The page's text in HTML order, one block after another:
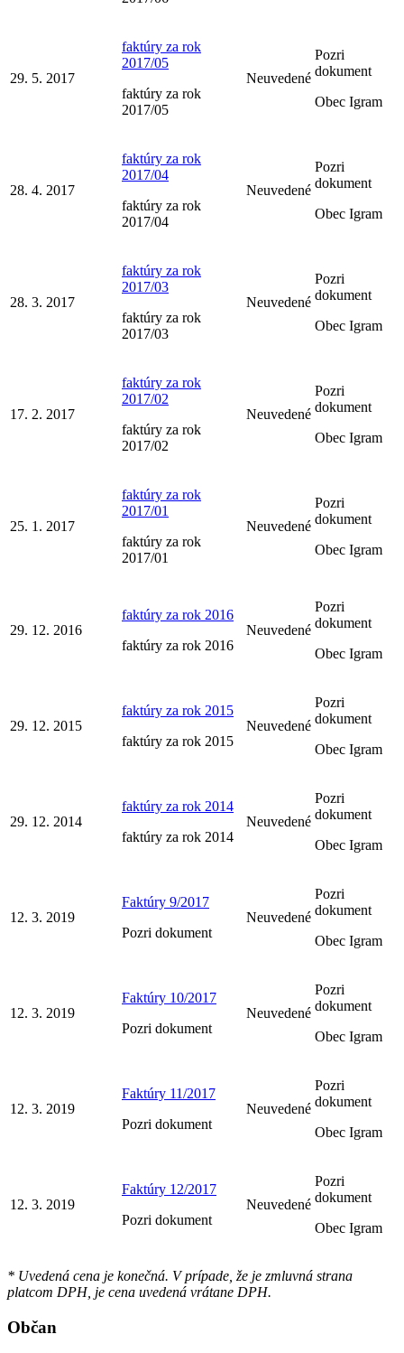
29. 5. 2017
faktúry za rok
2017/05
faktúry za rok
2017/05
Neuvedené
Pozri
dokument
Obec Igram
28. 4. 2017
faktúry za rok
2017/04
faktúry za rok
2017/04
Neuvedené
Pozri
dokument
Obec Igram
28. 3. 2017
faktúry za rok
2017/03
faktúry za rok
2017/03
Neuvedené
Pozri
dokument
Obec Igram
17. 2. 2017
faktúry za rok
2017/02
faktúry za rok
2017/02
Neuvedené
Pozri
dokument
Obec Igram
25. 1. 2017
faktúry za rok
2017/01
faktúry za rok
2017/01
Neuvedené
Pozri
dokument
Obec Igram
29. 12. 2016
faktúry za rok 2016
faktúry za rok 2016
Neuvedené
Pozri
dokument
Obec Igram
29. 12. 2015
faktúry za rok 2015
faktúry za rok 2015
Neuvedené
Pozri
dokument
Obec Igram
29. 12. 2014
faktúry za rok 2014
faktúry za rok 2014
Neuvedené
Pozri
dokument
Obec Igram
12. 3. 2019
Faktúry 9/2017
Pozri dokument
Neuvedené
Pozri
dokument
Obec Igram
12. 3. 2019
Faktúry 10/2017
Pozri dokument
Neuvedené
Pozri
dokument
Obec Igram
12. 3. 2019
Faktúry 11/2017
Pozri dokument
Neuvedené
Pozri
dokument
Obec Igram
12. 3. 2019
Faktúry 12/2017
Pozri dokument
Neuvedené
Pozri
dokument
Obec Igram
* Uvedená cena je konečná. V prípade, že je zmluvná strana
platcom DPH, je cena uvedená vrátane DPH.
Občan